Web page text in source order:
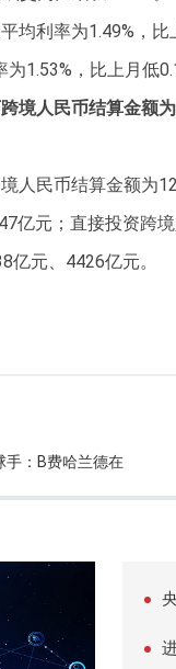
均利率为1.49%，
1.53%，比上月低
境人民币结算金额
人民币结算金额为
亿元；直接投资跨
亿元、4426亿元。
手：B费哈兰德在